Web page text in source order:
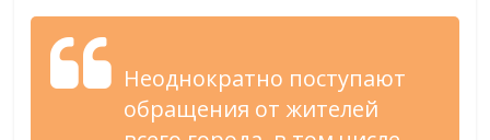
Неоднократно поступают
обращения от жителей